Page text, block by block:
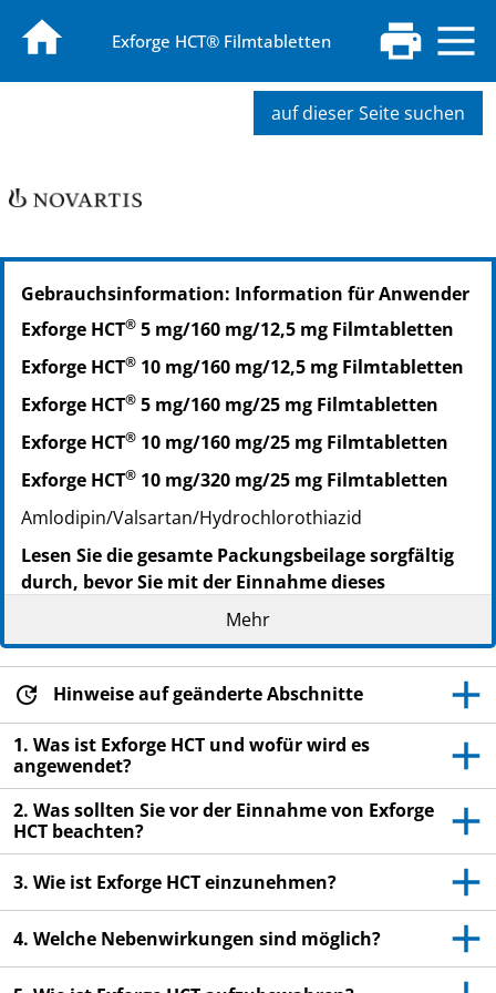
Exforge HCT® Filmtabletten
auf dieser Seite suchen
PZN: 05111359
PPN: 110511135949
NTIN: 04150051113597
PPN: 110511148322
NTIN: 04150051114839
Gebrauchsinformation: Information für Anwender
Exforge HCT® 5 mg/160 mg/12,5 mg Filmtabletten
Exforge HCT® 10 mg/160 mg/12,5 mg Filmtabletten
Exforge HCT® 5 mg/160 mg/25 mg Filmtabletten
Exforge HCT® 10 mg/160 mg/25 mg Filmtabletten
Exforge HCT® 10 mg/320 mg/25 mg Filmtabletten
Amlodipin/Valsartan/Hydrochlorothiazid
Lesen Sie die gesamte Packungsbeilage sorgfältig
durch, bevor Sie mit der Einnahme dieses
Arzneimittels beginnen, denn sie enthält wichtige
Heben Sie die Packungsbeilage auf. Vielleicht
möchten Sie diese später nochmals lesen.
Wenn Sie weitere Fragen haben, wenden Sie sich
an Ihren Arzt oder Apotheker.
Dieses Arzneimittel wurde Ihnen persönlich
verschrieben. Geben Sie es nicht an Dritte weiter.
Es kann anderen Menschen schaden, auch wenn
diese die gleichen Beschwerden haben wie Sie.
Wenn Sie Nebenwirkungen bemerken, wenden Sie
sich an Ihren Arzt oder Apotheker. Dies gilt auch
für Nebenwirkungen, die nicht in dieser
Packungsbeilage angegeben sind. Siehe Abschnitt
Mehr
Hinweise auf geänderte Abschnitte
1. Was ist Exforge HCT und wofür wird es
angewendet?
2. Was sollten Sie vor der Einnahme von Exforge
HCT beachten?
3. Wie ist Exforge HCT einzunehmen?
4. Welche Nebenwirkungen sind möglich?